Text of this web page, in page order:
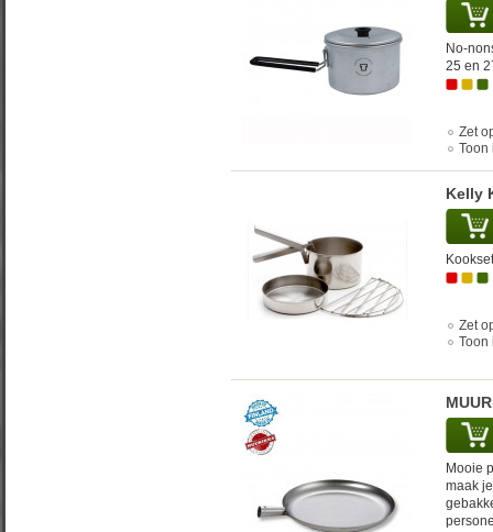
No-
25 en
Zet
Toon
Kelly
Zet
Toon
Mooie
maak